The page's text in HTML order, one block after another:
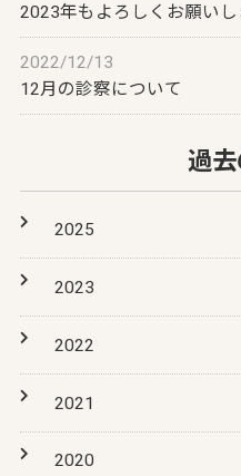
2023年もよろしくお願い
2022/12/13
12月の診察について
過
2025
2023
2022
2021
2020